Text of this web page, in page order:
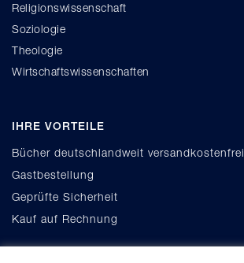
Religionswissenschaft
Soziologie
Theologie
Wirtschaftswissenschaften
IHRE VORTEILE
Bücher deutschlandweit versandkostenfrei
Gastbestellung
Geprüfte Sicherheit
Kauf auf Rechnung